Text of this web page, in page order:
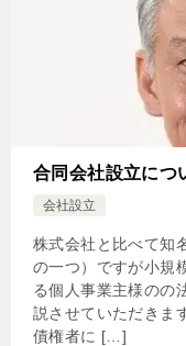
合同会社設立につ
会社設立
株式会社と比べて知
の一つ）ですが小規
る個人事業主様のの
説させていただきま
債権者に […]